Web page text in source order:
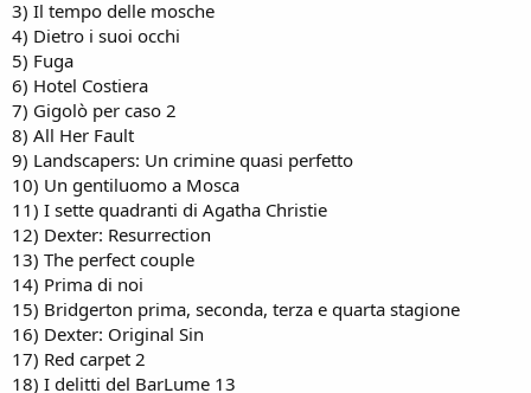
3) Il tempo delle mosche
4) Dietro i suoi occhi
5) Fuga
6) Hotel Costiera
7) Gigolò per caso 2
8) All Her Fault
9) Landscapers: Un crimine quasi perfetto
10) Un gentiluomo a Mosca
11) I sette quadranti di Agatha Christie
12) Dexter: Resurrection
13) The perfect couple
14) Prima di noi
15) Bridgerton prima, seconda, terza e quarta stagione
16) Dexter: Original Sin
17) Red carpet 2
18) I delitti del BarLume 13